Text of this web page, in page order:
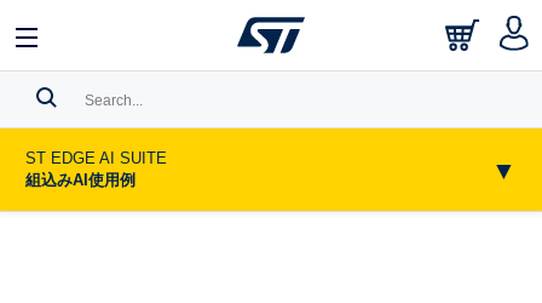
Search History
ST EDGE AI SUITE
組込みAI使用例
▼
English